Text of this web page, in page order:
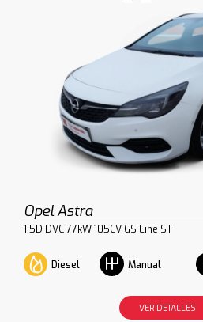
Opel Astra
1.5D DVC 77kW 105CV GS Line ST
Diesel Manual
VER DETALLES